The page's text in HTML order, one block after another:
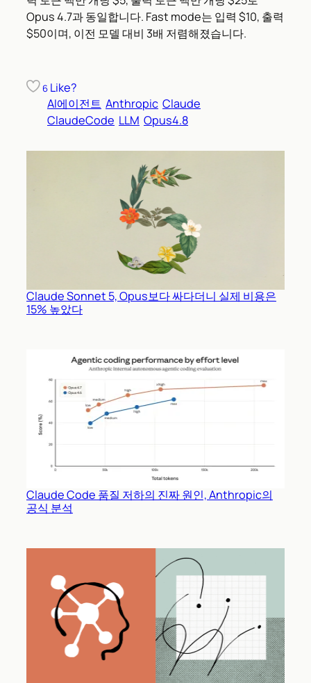
Opus 4.7과 동일합니다. Fast mode는 입력 $10, 출력
$50이며, 이전 모델 대비 3배 저렴해졌습니다.
6 Like?
AI에이전트 Anthropic Claude
ClaudeCode LLM Opus4.8
Claude Sonnet 5, Opus보다 싸다더니 실제 비용은
15% 높았다
Claude Code 품질 저하의 진짜 원인, Anthropic의
공식 분석